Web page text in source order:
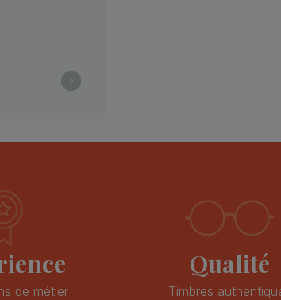
>
de métier
Qualité
Timbres